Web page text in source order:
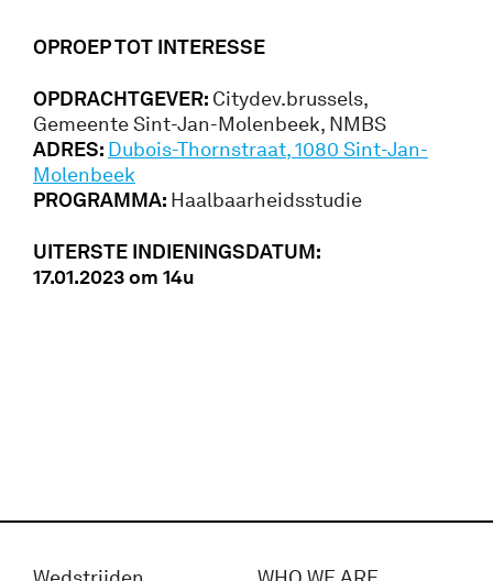
OPROEP TOT INTERESSE
OPDRACHTGEVER: Citydev.brussels,
Gemeente Sint-Jan-Molenbeek, NMBS
ADRES: Dubois-Thornstraat, 1080 Sint-Jan-
Molenbeek
PROGRAMMA: Haalbaarheidsstudie
UITERSTE INDIENINGSDATUM:
17.01.2023 om 14u